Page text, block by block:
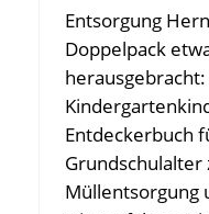
Entsorgung
Doppelpack
Entdeckerbuch
Grundschulalter
Müllentsorgung